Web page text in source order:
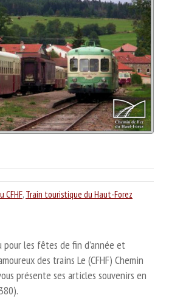
CFHF, Train touristique du Haut-Forez
pour les fêtes de fin d’année et
des trains Le (CFHF) Chemin
présente ses articles souvenirs en